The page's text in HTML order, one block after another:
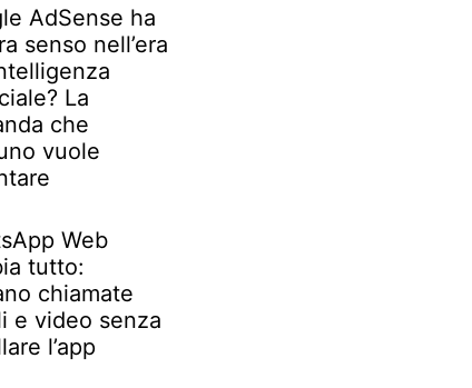
AdSense ha
senso nell’era
La
che
vuole
Web
tutto:
chiamate
e video senza
l’app